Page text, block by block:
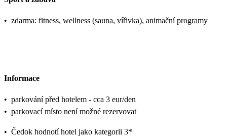
• zdarma: fitness, wellness (sauna, vířivka), animační programy
Informace
• parkování před hotelem - cca 3 eur/den
• parkovací místo není možné rezervovat
• Čedok hodnotí hotel jako kategorii 3*